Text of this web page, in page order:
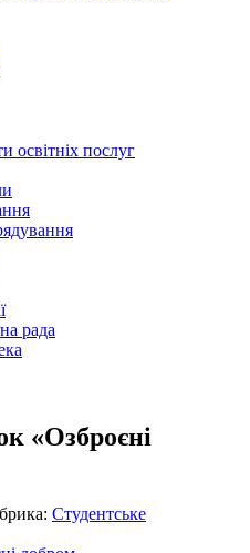
освітніх послуг
рада
«Озброєні
Студентське